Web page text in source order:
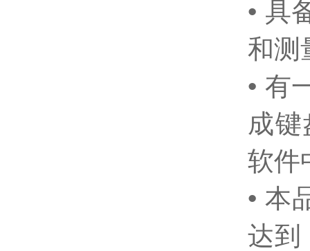
• 具
和测
• 有
成
软件
• 本
达到